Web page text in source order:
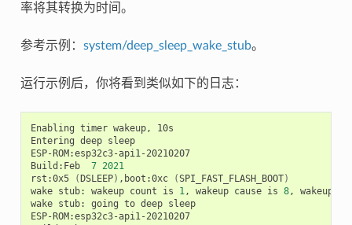
率将其转换为时间。
参考示例： system/deep_sleep_wake_stub。
运行示例后，你将看到类似如下的日志：
Enabling timer wakeup,
10s
Entering deep sleep
ESP-ROM:esp32c3-api1-20210207
Build:Feb
7 2021
rst:0x5
(DSLEEP) ,boot:0xc (SPI_FAST_FLASH_BOOT)
wake stub: wakeup count is 1, wakeup cause is 8, wakeup
wake stub: going to deep sleep
ESP-ROM:esp32c3-api1-20210207